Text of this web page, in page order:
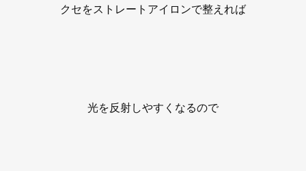
クセをストレートアイロンで整えれば
光を反射しやすくなるので